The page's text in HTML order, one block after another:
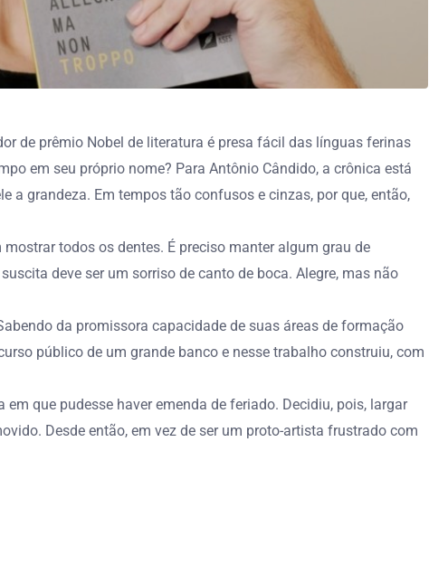
de prêmio Nobel de literatura é presa fácil das línguas ferinas
em seu próprio nome? Para Antônio Cândido, a crônica está
a grandeza. Em tempos tão confusos e cinzas, por que, então,
todos os dentes. É preciso manter algum grau de
deve ser um sorriso de canto de boca. Alegre, mas não
da promissora capacidade de suas áreas de formação
público de um grande banco e nesse trabalho construiu, com
que pudesse haver emenda de feriado. Decidiu, pois, largar
Desde então, em vez de ser um proto-artista frustrado com